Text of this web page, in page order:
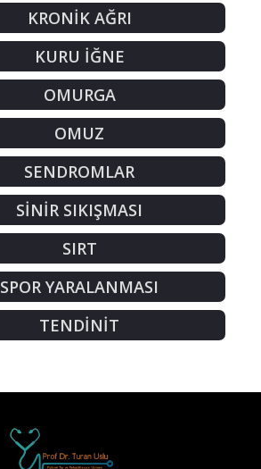
KRONİK AĞRI
KURU İĞNE
OMURGA
OMUZ
SENDROMLAR
SİNİR SIKIŞMASI
SIRT
SPOR YARALANMASI
TENDİNİT